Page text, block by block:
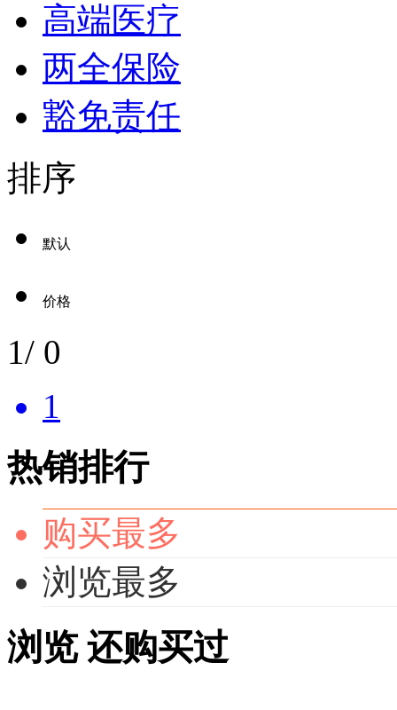
高端医疗
两全保险
豁免责任
排序
默认
价格
1/ 0
1
热销排行
购买最多
浏览最多
浏览 还购买过